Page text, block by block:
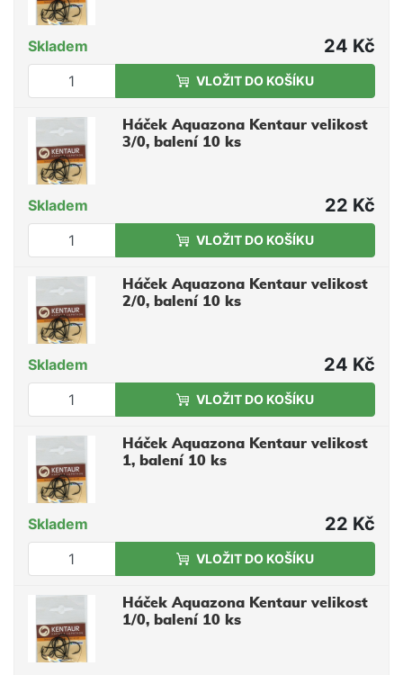
Skladem 24 Kč
VLOŽIT DO KOŠÍKU
Háček Aquazona Kentaur velikost
3/0, balení 10 ks
Skladem 22 Kč
VLOŽIT DO KOŠÍKU
Háček Aquazona Kentaur velikost
2/0, balení 10 ks
Skladem 24 Kč
VLOŽIT DO KOŠÍKU
Háček Aquazona Kentaur velikost
1, balení 10 ks
Skladem 22 Kč
VLOŽIT DO KOŠÍKU
Háček Aquazona Kentaur velikost
1/0, balení 10 ks